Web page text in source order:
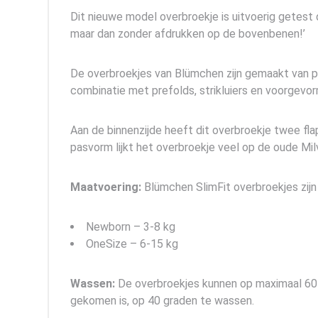
Dit nieuwe model overbroekje is uitvoerig getest
maar dan zonder afdrukken op de bovenbenen!’
De overbroekjes van Blümchen zijn gemaakt
combinatie met prefolds, strikluiers en
Aan de binnenzijde heeft dit overbroekje twee
pasvorm lijkt het overbroekje veel op de oude
Maatvoering: Blümchen SlimFit overbroekjes
Newborn – 3-8 kg
OneSize – 6-15 kg
Wassen: De overbroekjes kunnen op maximaal
gekomen is, op 40 graden te wassen.